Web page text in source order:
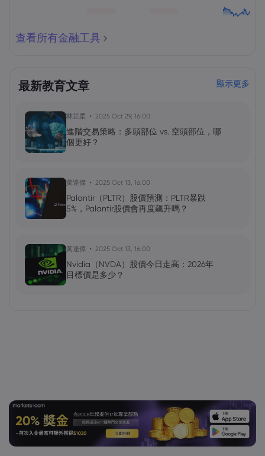
查看所有金融工具
最新教育文章 顯示更多
林芷柔 2025 Oct 29, 16:00
進階交易策略：多頭部位 vs. 空頭部位，哪
個更好？
黃達傑 2025 Oct 13, 16:00
Palantir（PLTR）股價預測：PLTR暴跌
5%，Palantir股價會再度飆升嗎？
黃達傑 2025 Oct 13, 16:00
Nvidia（NVDA）股價今日走高：2026年
目標價是多少？